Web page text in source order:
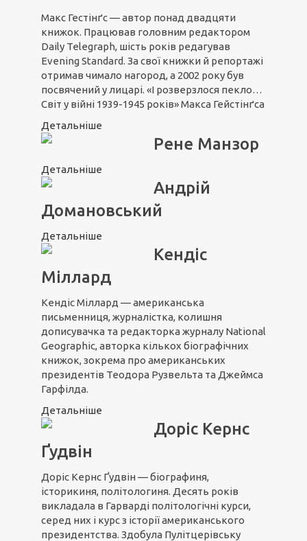
Макс Гестінґс — автор понад двадцяти
книжок. Працював головним редактором
Daily Telegraph, шість років редагував
Evening Standard. За свої книжки й репортажі
отримав чимало нагород, а 2002 року був
посвячений у лицарі. «І розверзлося пекло…
Світ у війні 1939-1945 років» Макса Гейстінґса
Детальніше
Рене Манзор
Детальніше
Андрій
Домановський
Детальніше
Кендіс
Міллард
Кендіс Міллард — американська
письменниця, журналістка, колишня
дописувачка та редакторка журналу National
Geographic, авторка кількох біографічних
книжок, зокрема про американських
президентів Теодора Рузвельта та Джеймса
Гарфілда.
Детальніше
Доріс Кернс
Ґудвін
Доріс Кернс Ґудвін — біографиня,
історикиня, політологиня. Десять років
викладала в Гарварді політологічні курси,
серед них і курс з історії американського
президентства. Здобула Пулітцерівську